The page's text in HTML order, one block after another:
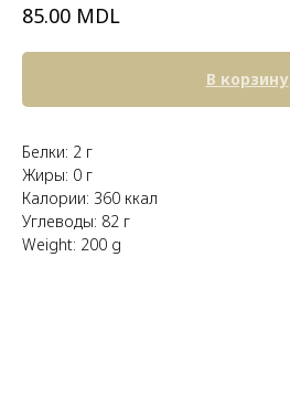
85.00 MDL
В корзину
Белки: 2 г
Жиры: 0 г
Калории: 360 ккал
Углеводы: 82 г
Weight: 200 g